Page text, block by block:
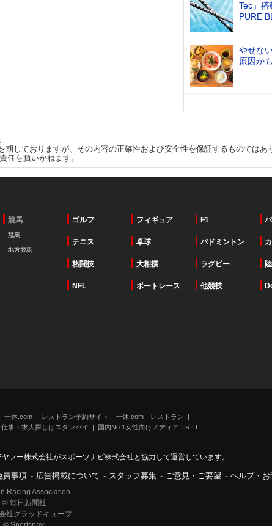
Tec」搭
PURE
やせな
原因か
しておりますが、その内容の正確性および安全性を保証するものではあ
任を負いかねます。
競馬
競馬
地方競馬
ゴルフ フィギュア F1
テニス 卓球 バドミントン
格闘技 大相撲 ラグビー
NFL ボートレース 他競技
一休.com
レストラン予約サイト 一休.com レストラン
仕事・求人探しはスタンバイ
国内No.1女性向けメディア TRILL
フー株式会社がスポーツナビ株式会社と協力して運営しています。
責事項 - 広告掲載について - スタッフ募集 - ご意見・ご要望 - ヘルプ・
Racing Association.
© 毎日新聞社
社グラッドキューブ